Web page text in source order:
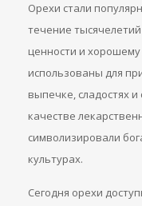
Орехи стали
течение
ценности и хорошему
использованы для
выпечке, сладостях и
качестве
символизировали
культурах.
Сегодня орехи